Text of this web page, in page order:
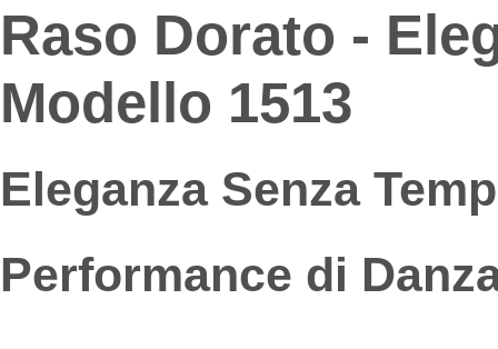
Raso Dorato -
Modello 1513
Eleganza Senza
Performance di